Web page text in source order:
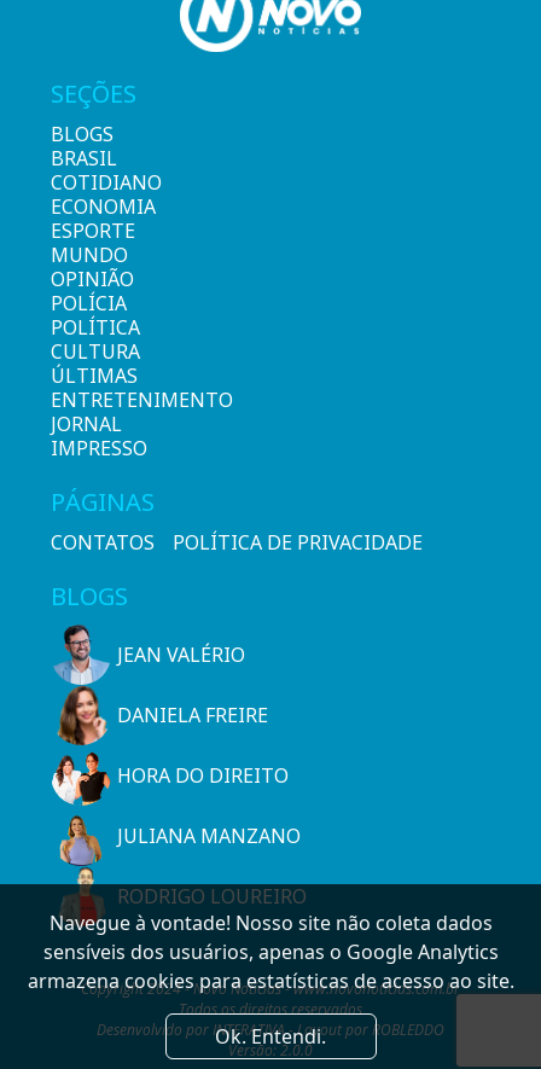
SEÇÕES
BLOGS
BRASIL
COTIDIANO
ECONOMIA
ESPORTE
MUNDO
OPINIÃO
POLÍCIA
POLÍTICA
CULTURA
ÚLTIMAS
ENTRETENIMENTO
JORNAL
IMPRESSO
PÁGINAS
CONTATOS POLÍTICA DE PRIVACIDADE
BLOGS
JEAN VALÉRIO
DANIELA FREIRE
HORA DO DIREITO
JULIANA MANZANO
RODRIGO LOUREIRO
Copyright 2024 - Novo Notícias - www.novonoticias.com.br
Todos os direitos reservados
Desenvolvido por INTERATIVA - Layout por ROBLEDDO
Versão: 2.0.0
Navegue à vontade! Nosso site não coleta dados
sensíveis dos usuários, apenas o Google Analytics
armazena cookies para estatísticas de acesso ao site.
Ok. Entendi.